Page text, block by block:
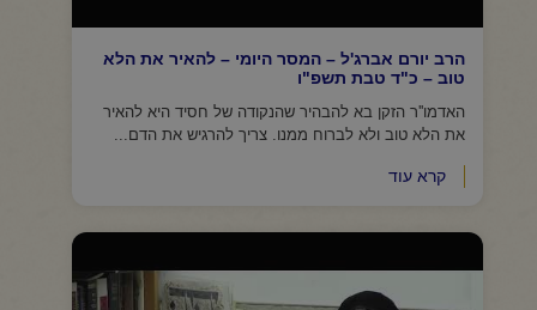
הרב יורם אברג'ל – המסר היומי – להאיר את הלא
טוב – כ"ד טבת תשפ"ו
האדמו''ר הזקן בא להבהיר שהנקודה של חסיד היא להאיר
את הלא טוב ולא לברוח ממנו. צריך להרגיש את הדם...
קרא עוד